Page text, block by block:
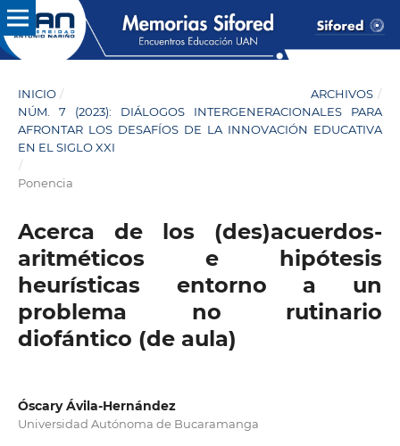
INICIO / ARCHIVOS /
NÚM. 7 (2023): DIÁLOGOS INTERGENERACIONALES PARA
AFRONTAR LOS DESAFÍOS DE LA INNOVACIÓN EDUCATIVA
EN EL SIGLO XXI
/
Ponencia
Acerca de los (des)acuerdos-
aritméticos e hipótesis
heurísticas entorno a un
problema no rutinario
diofántico (de aula)
Óscary Ávila-Hernández
Universidad Autónoma de Bucaramanga